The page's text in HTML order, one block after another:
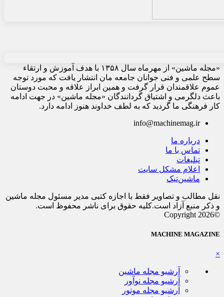
«مجله ماشین» از مهرماه سال ۱۳۵۸ با هدف آموزش و ارتقاء
سطح علمی و فنی جوانان جامعه مان انتشار یافت که مورد توجه
عموم علاقمندان قرار گرفت و همین ابراز علاقه و محبت دوستان
باعث دلگرمی و اشتیاق گردانندگان «مجله ماشین» در جهت ادامه
کار فرهنگی ما گردید که به لطف خداوند هنوز ادامه دارد.
info@machinemag.ir
درباره ما
تماس با ما
تبلیغات
اعلام مشکل سایت
ماشین‌تیک
نقل مطالب و تصاویر فقط با اجازه کتبی مدیر مسئول مجله ماشین
و ذکر منبع آزاد است.کلیه حقوق برای ناشر محفوظ است.
©Copyright 2026
MACHINE MAGAZINE
×
آرشیو مجله ماشین
آرشیو مجله نوآور
آرشیو مجله موتور